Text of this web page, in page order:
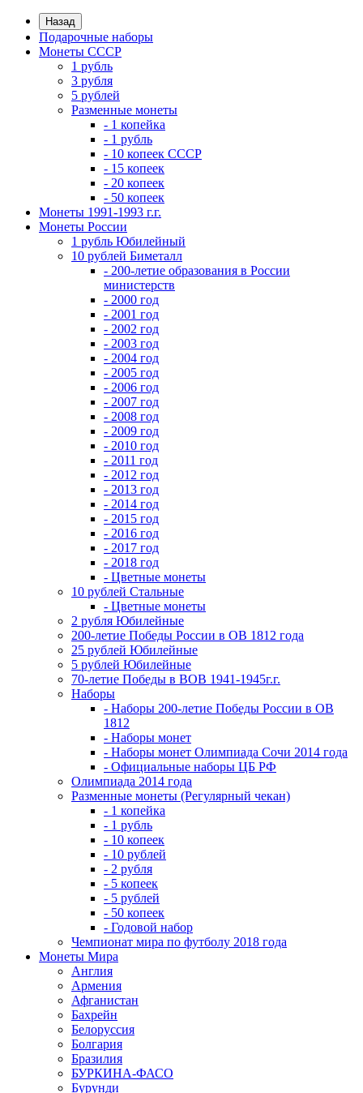
Назад
Подарочные наборы
Монеты СССР
1 рубль
3 рубля
5 рублей
Разменные монеты
- 1 копейка
- 1 рубль
- 10 копеек СССР
- 15 копеек
- 20 копеек
- 50 копеек
Монеты 1991-1993 г.г.
Монеты России
1 рубль Юбилейный
10 рублей Биметалл
- 200-летие образования в России
министерств
- 2000 год
- 2001 год
- 2002 год
- 2003 год
- 2004 год
- 2005 год
- 2006 год
- 2007 год
- 2008 год
- 2009 год
- 2010 год
- 2011 год
- 2012 год
- 2013 год
- 2014 год
- 2015 год
- 2016 год
- 2017 год
- 2018 год
- Цветные монеты
10 рублей Стальные
- Цветные монеты
2 рубля Юбилейные
200-летие Победы России в ОВ 1812 года
25 рублей Юбилейные
5 рублей Юбилейные
70-летие Победы в ВОВ 1941-1945г.г.
Наборы
- Наборы 200-летие Победы России в ОВ
1812
- Наборы монет
- Наборы монет Олимпиада Сочи 2014 года
- Официальные наборы ЦБ РФ
Олимпиада 2014 года
Разменные монеты (Регулярный чекан)
- 1 копейка
- 1 рубль
- 10 копеек
- 10 рублей
- 2 рубля
- 5 копеек
- 5 рублей
- 50 копеек
- Годовой набор
Чемпионат мира по футболу 2018 года
Монеты Мира
Англия
Армения
Афганистан
Бахрейн
Белоруссия
Болгария
Бразилия
БУРКИНА-ФАСО
Бурунди